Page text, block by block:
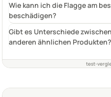
Wie kann ich die Flagge am
beschädigen?
Gibt es Unterschiede
anderen ähnlichen Produkten?
test-